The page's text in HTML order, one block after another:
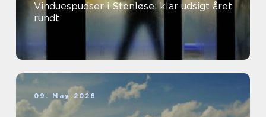
Vinduespudser i Stenløse: klar udsigt året
rundt
09. May 2026